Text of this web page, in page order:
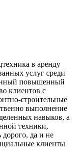
в аренду
услуг среди
повышенный
клиентов с
строительные
выполнение
навыков, а
техники,
дорого, да и не
клиенты